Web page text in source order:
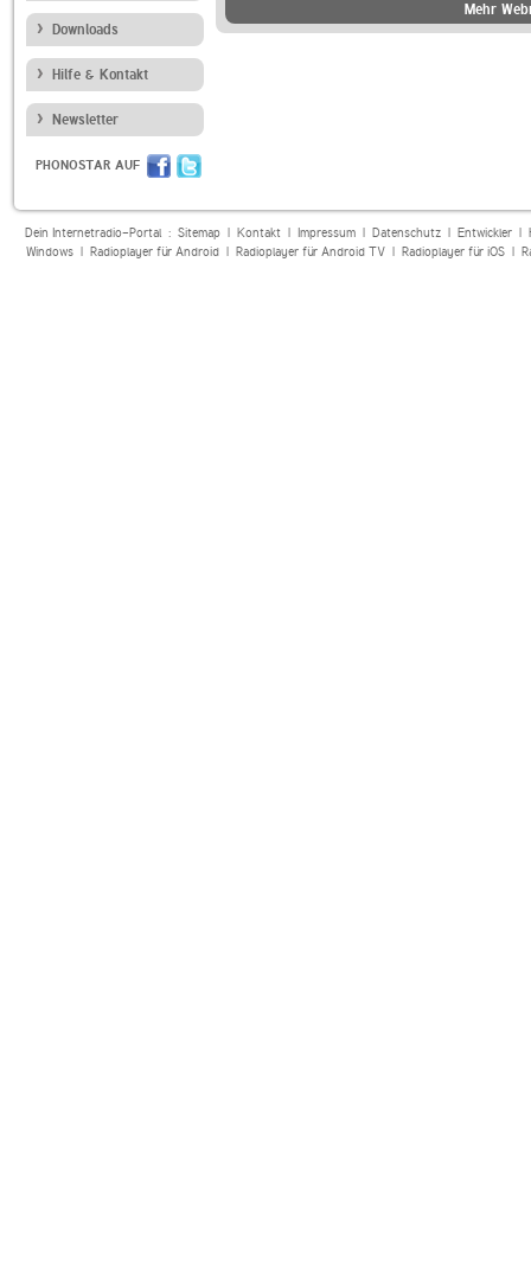
Downloads
Hilfe & Kontakt
Newsletter
PHONOSTAR AUF
Mehr
Dein Internetradio-Portal : Sitemap| Kontakt| Impressum| Datenschutz| Entwickler|
Windows| Radioplayer für Android| Radioplayer für Android TV| Radioplayer für iOS|